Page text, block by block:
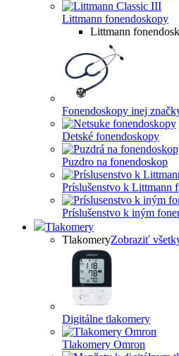
Littmann fonendoskopy
Littmann
Fonendoskopy inej
Detské fonendoskopy
Puzdro na fonendoskop
Príslušenstvo k Littmann
Príslušenstvo k iným
Tlakomery
TlakomeryZobraziť
Digitálne tlakomery
Tlakomery Omron